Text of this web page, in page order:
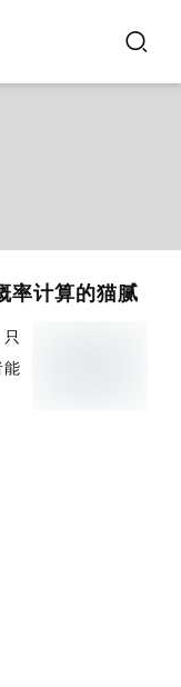
率计算的猫腻
能